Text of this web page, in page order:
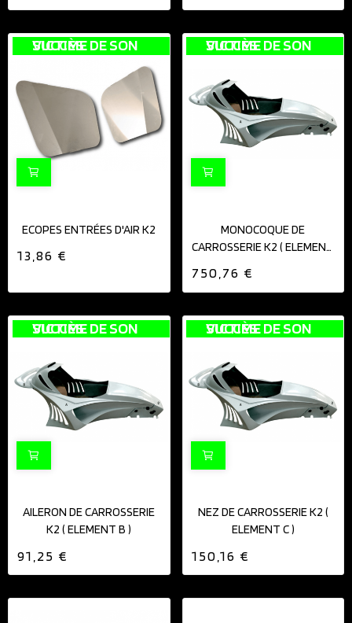
VICTIME DE SON SUCCÈS
ECOPES ENTRÉES D'AIR K2
13,86 €
VICTIME DE SON SUCCÈS
MONOCOQUE DE
CARROSSERIE K2 ( ELEMENT
750,76 €
VICTIME DE SON SUCCÈS
AILERON DE CARROSSERIE
K2 ( ELEMENT B )
91,25 €
VICTIME DE SON SUCCÈS
NEZ DE CARROSSERIE K2 (
ELEMENT C )
150,16 €